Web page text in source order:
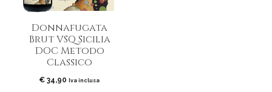
Donnafugata
Brut VSQ Sicilia
DOC Metodo
Classico
€ 34,90 Iva inclusa